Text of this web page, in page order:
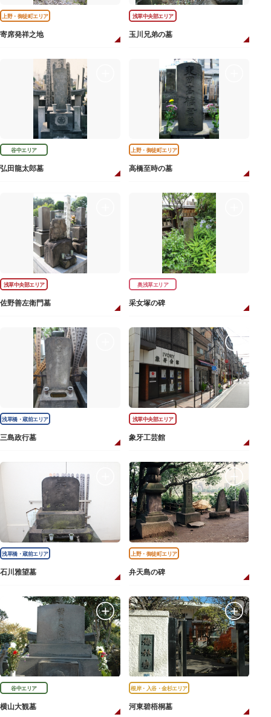
上野・御徒町エリア
寄席発祥之地
浅草中央部エリア
玉川兄弟の墓
谷中エリア
弘田龍太郎墓
上野・御徒町エリア
高橋至時の墓
浅草中央部エリア
佐野善左衛門墓
奥浅草エリア
采女塚の碑
浅草橋・蔵前エリア
三島政行墓
浅草中央部エリア
象牙工芸館
浅草橋・蔵前エリア
石川雅望墓
上野・御徒町エリア
弁天島の碑
谷中エリア
横山大観墓
根岸・入谷・金杉エリア
河東碧梧桐墓